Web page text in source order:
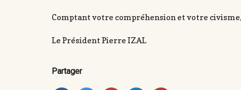
Comptant votre compréhension et votre
Le Président Pierre IZAL
Partager